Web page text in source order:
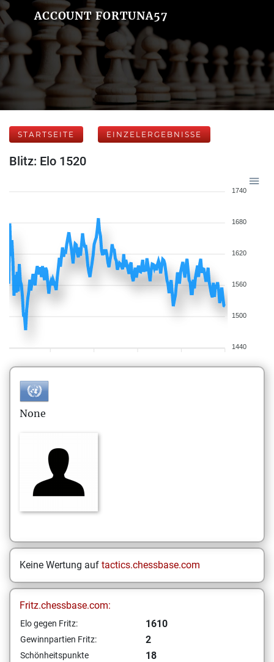
ACCOUNT FORTUNA57
STARTSEITE EINZELERGEBNISSE
Blitz: Elo 1520
1740
1680
1620
1560
1500
1440
None
Keine Wertung auf tactics.chessbase.com
Fritz.chessbase.com:
Elo gegen Fritz: 1610
Gewinnpartien Fritz: 2
Schönheitspunkte
18